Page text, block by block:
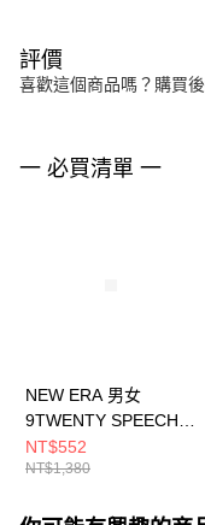
評價
喜歡這個商品嗎？購買
一 必買清單 一
NEW ERA 男女
9TWENTY SPEECH
BUBBLES 波士頓塞爾
提克 NE13956999
NT$552
NT$1,380